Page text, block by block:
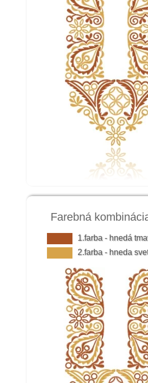
Farebná
1.farba - hnedá
2.farba - hneda